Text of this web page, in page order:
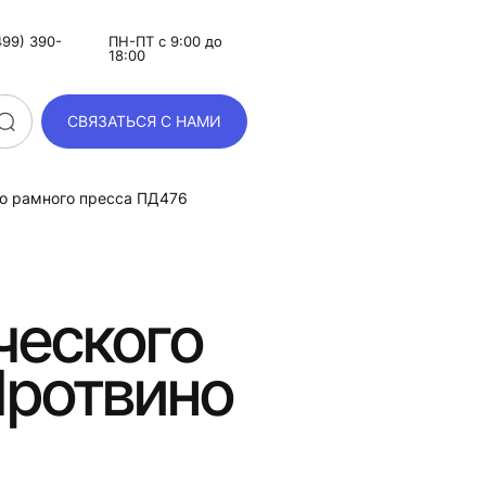
390-
ПН-ПТ с 9:00 до
18:00
СВЯЗАТЬСЯ С НАМИ
рамного пресса ПД476